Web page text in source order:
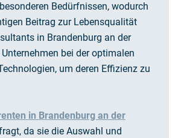
Bedürfnissen, wodurch
Beitrag zur Lebensqualität
in Brandenburg an der
bei der optimalen
um deren Effizienz zu
in Brandenburg an der
da sie die Auswahl und